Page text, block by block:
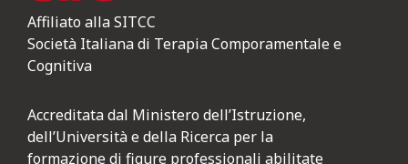
Affiliato alla SITCC
Società Italiana di Terapia Comporamentale e
Cognitiva
Accreditata dal Ministero dell’Istruzione,
dell’Università e della Ricerca per la
formazione di figure professionali abilitate